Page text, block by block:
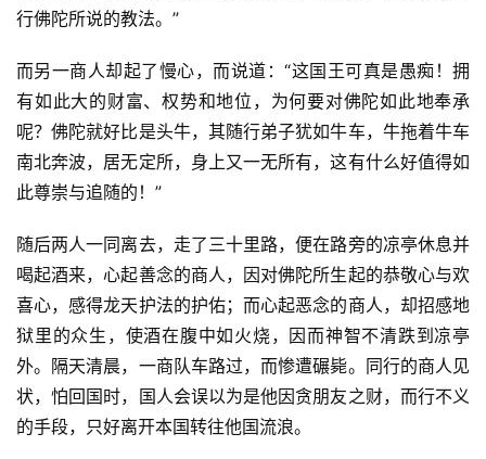
行佛陀所说的教法。”
而另一商人却起了慢心，而说道：“这国王可真是愚痴！拥
有如此大的财富、权势和地位，为何要对佛陀如此地奉承
呢？佛陀就好比是头牛，其随行弟子犹如牛车，牛拖着牛车
南北奔波，居无定所，身上又一无所有，这有什么好值得如
此尊崇与追随的！”
随后两人一同离去，走了三十里路，便在路旁的凉亭休息并
喝起酒来，心起善念的商人，因对佛陀所生起的恭敬心与欢
喜心，感得龙天护法的护佑；而心起恶念的商人，却招感地
狱里的众生，使酒在腹中如火烧，因而神智不清跌到凉亭
外。隔天清晨，一商队车路过，而惨遭碾毙。同行的商人见
状，怕回国时，国人会误以为是他因贪朋友之财，而行不义
的手段，只好离开本国转往他国流浪。